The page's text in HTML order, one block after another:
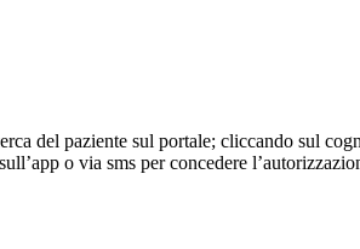
del paziente sul portale; cliccando sul
o via sms per concedere